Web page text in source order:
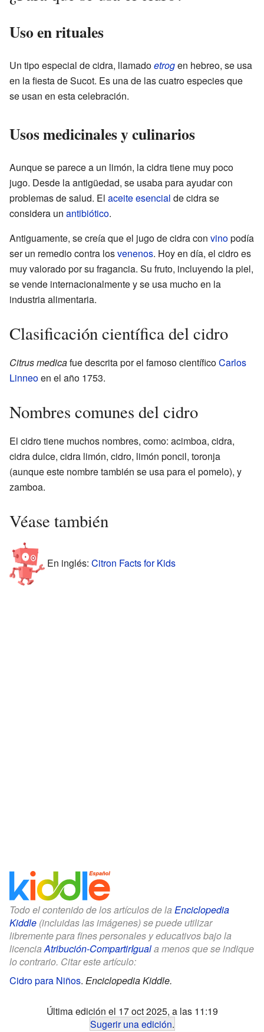
Uso en rituales
Un tipo especial de cidra, llamadoetrogen hebreo, se usa
en la fiesta de Sucot. Es una de las cuatro especies que
se usan en esta celebración.
Usos medicinales y culinarios
Aunque se parece a un limón, la cidra tiene muy poco
jugo. Desde la antigüedad, se usaba para ayudar con
problemas de salud. El aceite esencial de cidra se
considera un antibiótico.
Antiguamente, se creía que el jugo de cidra con vinopodía
ser un remedio contra losvenenos. Hoy en día, el cidro es
muy valorado por su fragancia. Su fruto, incluyendo la piel,
se vende internacionalmente y se usa mucho en la
industria alimentaria.
Clasificación científica del cidro
Citrus medicafue descrita por el famoso científicoCarlos
Linneoen el año 1753.
Nombres comunes del cidro
El cidro tiene muchos nombres, como: acimboa, cidra,
cidra dulce, cidra limón, cidro, limón poncil, toronja
(aunque este nombre también se usa para el pomelo), y
zamboa.
Véase también
En inglés: Citron Facts for Kids
Todo el contenido de los artículos de la Enciclopedia
Kiddle (incluidas las imágenes) se puede utilizar
libremente para fines personales y educativos bajo la
licenciaAtribución-CompartirIguala menos que se indique
lo contrario. Citar este artículo:
Cidro para Niños. Enciclopedia Kiddle.
Última edición el 17 oct 2025, a las 11:19
Sugerir una edición.